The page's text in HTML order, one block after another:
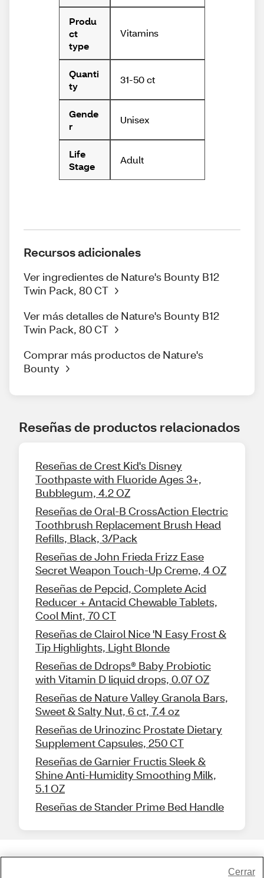
Produ
ct
type
Vitamins
Quanti
ty
31-50 ct
Gende
r
Unisex
Life
Stage
Adult
Recursos adicionales
Ver ingredientes de Nature's Bounty B12
Twin Pack, 80 CT
Ver más detalles de Nature's Bounty B12
Twin Pack, 80 CT
Comprar más productos de Nature's
Bounty
Reseñas de productos relacionados
Reseñas de Crest Kid's Disney
Toothpaste with Fluoride Ages 3+,
Bubblegum, 4.2 OZ
Reseñas de Oral-B CrossAction Electric
Toothbrush Replacement Brush Head
Refills, Black, 3/Pack
Reseñas de John Frieda Frizz Ease
Secret Weapon Touch-Up Creme, 4 OZ
Reseñas de Pepcid, Complete Acid
Reducer + Antacid Chewable Tablets,
Cool Mint, 70 CT
Reseñas de Clairol Nice 'N Easy Frost &
Tip Highlights, Light Blonde
Reseñas de Ddrops® Baby Probiotic
with Vitamin D liquid drops, 0.07 OZ
Reseñas de Nature Valley Granola Bars,
Sweet & Salty Nut, 6 ct, 7.4 oz
Reseñas de Urinozinc Prostate Dietary
Supplement Capsules, 250 CT
Reseñas de Garnier Fructis Sleek &
Shine Anti-Humidity Smoothing Milk,
5.1 OZ
Reseñas de Stander Prime Bed Handle
Cerrar